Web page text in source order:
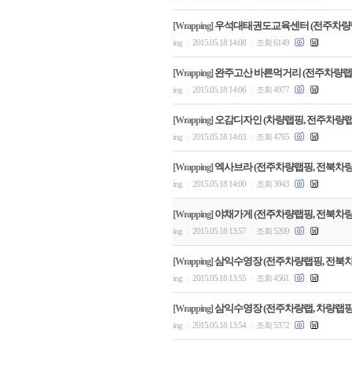
[Wrapping] 우석대태권도교육센터 (전주차
ing 2015.05.18 14:08 조회 6149
[Wrapping] 완주고산 바른먹거리 (전주차량
ing 2015.05.18 14:06 조회 4977
[Wrapping] 오감디자인 (차량랩핑, 전주차량
ing 2015.05.18 14:03 조회 4765
[Wrapping] 엑사브라 (전주차량랩핑, 전북차
ing 2015.05.18 14:00 조회 3943
[Wrapping] 야채가게 (전주차량랩핑, 전북차
ing 2015.05.18 13:57 조회 5209
[Wrapping] 삼익수영장 (전주차량랩핑, 전북
ing 2015.05.18 13:55 조회 4561
[Wrapping] 삼익수영장 (전주차량랩, 차량랩
ing 2015.05.18 13:54 조회 5372